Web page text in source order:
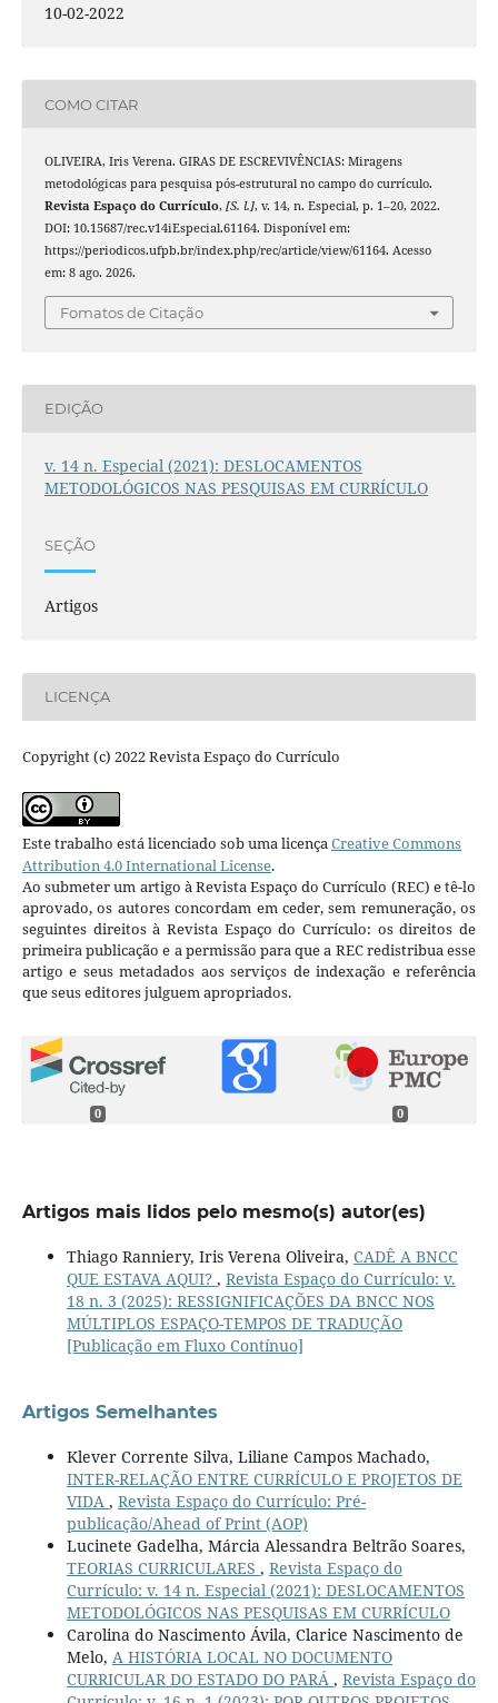
10-02-2022
COMO CITAR
OLIVEIRA, Iris Verena. GIRAS DE ESCREVIVÊNCIAS: Miragens
metodológicas para pesquisa pós-estrutural no campo do currículo.
Revista Espaço do Currículo, [S. l.], v. 14, n. Especial, p. 1–20, 2022.
DOI: 10.15687/rec.v14iEspecial.61164. Disponível em:
https://periodicos.ufpb.br/index.php/rec/article/view/61164. Acesso
em: 8 ago. 2026.
Fomatos de Citação
EDIÇÃO
v. 14 n. Especial (2021): DESLOCAMENTOS
METODOLÓGICOS NAS PESQUISAS EM CURRÍCULO
SEÇÃO
Artigos
LICENÇA
Copyright (c) 2022 Revista Espaço do Currículo
Este trabalho está licenciado sob uma licençaCreative Commons
Attribution 4.0 International License.
Ao submeter um artigo à Revista Espaço do Currículo (REC) e tê-lo
aprovado, os autores concordam em ceder, sem remuneração, os
seguintes direitos à Revista Espaço do Currículo: os direitos de
primeira publicação e a permissão para que a REC redistribua esse
artigo e seus metadados aos serviços de indexação e referência
que seus editores julguem apropriados.
0 0
Artigos mais lidos pelo mesmo(s) autor(es)
Thiago Ranniery, Iris Verena Oliveira, CADÊ A BNCC
QUE ESTAVA AQUI? , Revista Espaço do Currículo: v.
18 n. 3 (2025): RESSIGNIFICAÇÕES DA BNCC NOS
MÚLTIPLOS ESPAÇO-TEMPOS DE TRADUÇÃO
[Publicação em Fluxo Contínuo]
Artigos Semelhantes
Klever Corrente Silva, Liliane Campos Machado,
INTER-RELAÇÃO ENTRE CURRÍCULO E PROJETOS DE
VIDA , Revista Espaço do Currículo: Pré-
publicação/Ahead of Print (AOP)
Lucinete Gadelha, Márcia Alessandra Beltrão Soares,
TEORIAS CURRICULARES , Revista Espaço do
Currículo: v. 14 n. Especial (2021): DESLOCAMENTOS
METODOLÓGICOS NAS PESQUISAS EM CURRÍCULO
Carolina do Nascimento Ávila, Clarice Nascimento de
Melo, A HISTÓRIA LOCAL NO DOCUMENTO
CURRICULAR DO ESTADO DO PARÁ , Revista Espaço do